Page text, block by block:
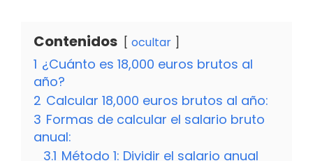
Contenidos ocultar
1 ¿Cuánto es 18,000 euros brutos al
año?
2 Calcular 18,000 euros brutos al año:
3 Formas de calcular el salario bruto
anual:
3.1 Método 1: Dividir el salario anual